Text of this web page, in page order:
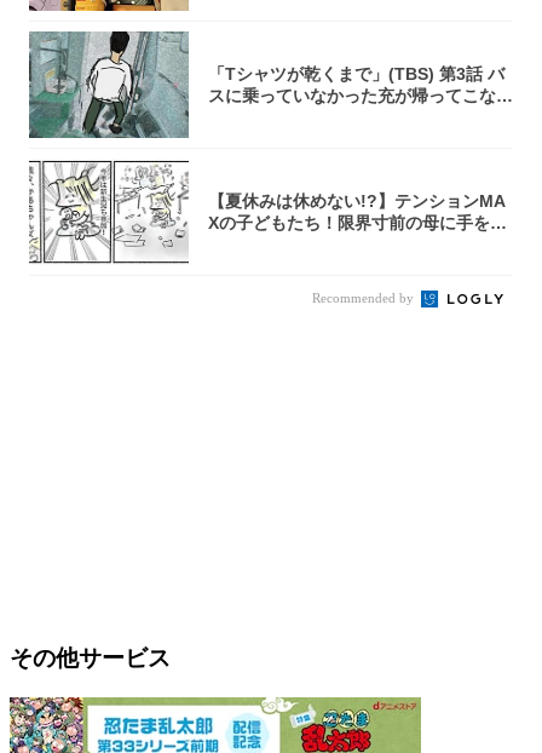
「Tシャツが乾くまで」(TBS) 第3話 バ
スに乗っていなかった充が帰ってこな
【夏休みは休めない!?】テンションMA
Xの子どもたち！限界寸前の母に手を差
Recommended by
その他サービス